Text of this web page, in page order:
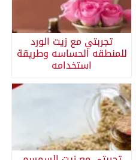
تجربتي مع زيت الورد
للمنطقه الحساسه وطريقة
استخدامه